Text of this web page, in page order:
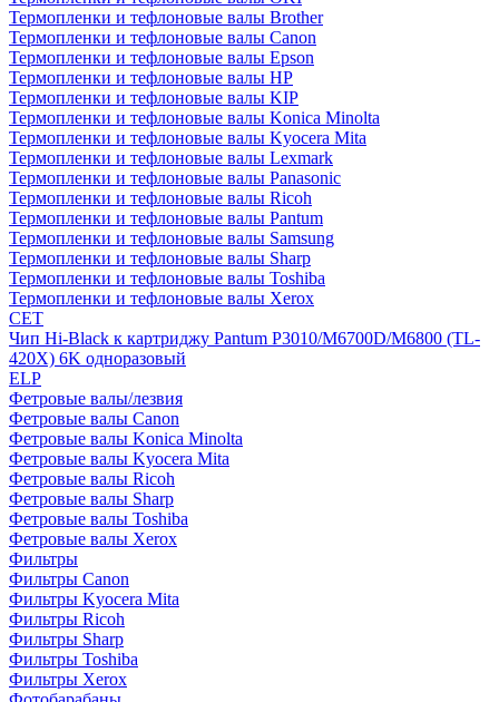
Термопленки и тефлоновые валы Brother
Термопленки и тефлоновые валы Canon
Термопленки и тефлоновые валы Epson
Термопленки и тефлоновые валы HP
Термопленки и тефлоновые валы KIP
Термопленки и тефлоновые валы Konica Minolta
Термопленки и тефлоновые валы Kyocera Mita
Термопленки и тефлоновые валы Lexmark
Термопленки и тефлоновые валы Panasonic
Термопленки и тефлоновые валы Ricoh
Термопленки и тефлоновые валы Pantum
Термопленки и тефлоновые валы Samsung
Термопленки и тефлоновые валы Sharp
Термопленки и тефлоновые валы Toshiba
Термопленки и тефлоновые валы Xerox
CET
Чип Hi-Black к картриджу Pantum P3010/M6700D/M6800 (TL-
420X) 6K одноразовый
ELP
Фетровые валы/лезвия
Фетровые валы Canon
Фетровые валы Konica Minolta
Фетровые валы Kyocera Mita
Фетровые валы Ricoh
Фетровые валы Sharp
Фетровые валы Toshiba
Фетровые валы Xerox
Фильтры
Фильтры Canon
Фильтры Kyocera Mita
Фильтры Ricoh
Фильтры Sharp
Фильтры Toshiba
Фильтры Xerox